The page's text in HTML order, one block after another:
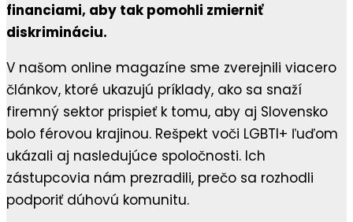
financiami, aby tak pomohli zmierniť
diskrimináciu.
V našom online magazíne sme zverejnili viacero
článkov, ktoré ukazujú príklady, ako sa snaží
firemný sektor prispieť k tomu, aby aj Slovensko
bolo férovou krajinou. Rešpekt voči LGBTI+ ľuďom
ukázali aj nasledujúce spoločnosti. Ich
zástupcovia nám prezradili, prečo sa rozhodli
podporiť dúhovú komunitu.